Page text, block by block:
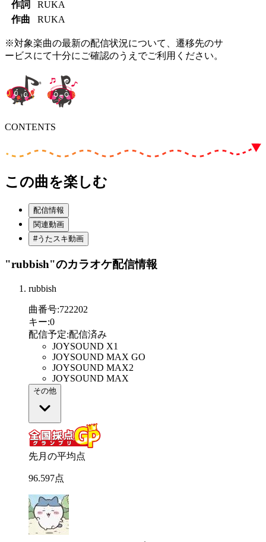
作詞
RUKA
作曲
RUKA
※対象楽曲の最新の配信状況について、遷移先のサ
ービスにて十分にご確認のうえでご利用ください。
CONTENTS
この曲を楽しむ
配信情報
関連動画
#うたスキ動画
"rubbish"のカラオケ配信情報
rubbish
曲番号:722202
キー:0
配信予定:配信済み
JOYSOUND X1
JOYSOUND MAX GO
JOYSOUND MAX2
JOYSOUND MAX
その他
先月の平均点
96.597点